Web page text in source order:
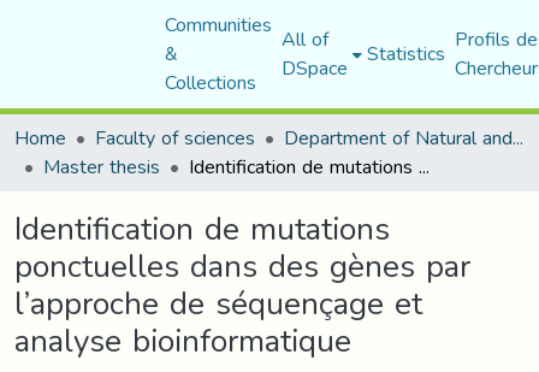
Communities
&
Collections
All of
DSpace Statistics Profils
Home
Faculty of sciences Department of Natural and Life Sciences
Master thesis Identification de mutations ponctuelles dans des gènes par l’approche de séquençage et analyse bioinformatique
Identification de mutations
ponctuelles dans des gènes par
l’approche de séquençage et
analyse bioinformatique